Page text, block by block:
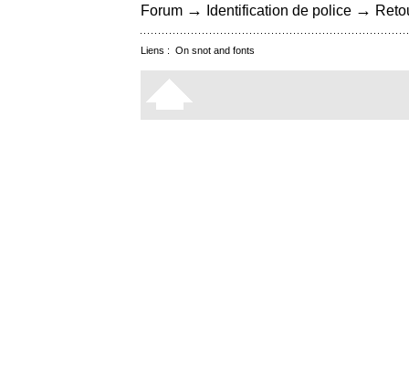
Forum → Identification de police →
Liens : On snot and fonts